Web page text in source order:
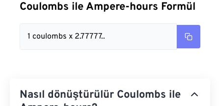
Coulombs ile Ampere-hours Formül
1 coulombs x 2.77777..
Nasıl dönüştürülür Coulombs ile